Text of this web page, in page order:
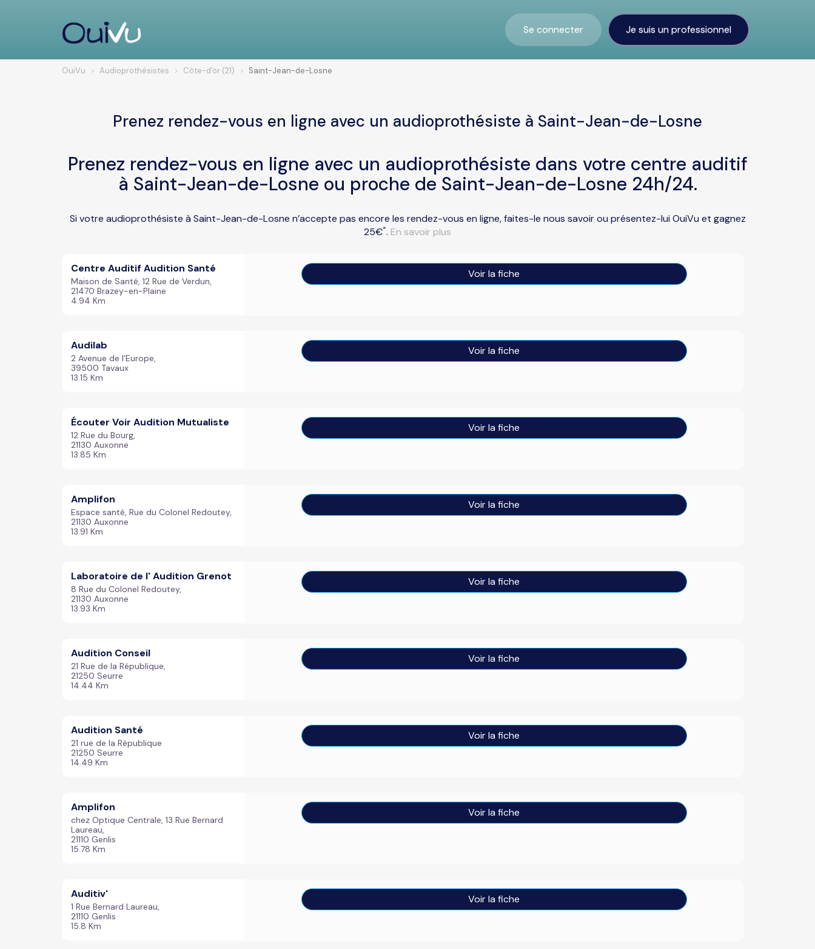
Se connecter Je suis un professionnel
OuiVu Audioprothésistes Côte-d'or (21) Saint-Jean-de-Losne
Prenez rendez-vous en ligne avec un audioprothésiste à Saint-Jean-de-Losne
Prenez rendez-vous en ligne avec un audioprothésiste dans votre centre auditif
à Saint-Jean-de-Losne ou proche de Saint-Jean-de-Losne 24h/24.
Si votre audioprothésiste à Saint-Jean-de-Losne n’accepte pas encore les rendez-vous en ligne, faites-le nous savoir ou présentez-lui OuiVu et gagnez
25€*. En savoir plus
Centre Auditif Audition Santé
Maison de Santé, 12 Rue de Verdun,
21470 Brazey-en-Plaine
4.94 Km
Voir la fiche
Audilab
2 Avenue de l'Europe,
39500 Tavaux
13.15 Km
Voir la fiche
Écouter Voir Audition Mutualiste
12 Rue du Bourg,
21130 Auxonne
13.85 Km
Voir la fiche
Amplifon
Espace santé, Rue du Colonel Redoutey,
21130 Auxonne
13.91 Km
Voir la fiche
Laboratoire de l' Audition Grenot
8 Rue du Colonel Redoutey,
21130 Auxonne
13.93 Km
Voir la fiche
Audition Conseil
21 Rue de la République,
21250 Seurre
14.44 Km
Voir la fiche
Audition Santé
21 rue de la République
21250 Seurre
14.49 Km
Voir la fiche
Amplifon
chez Optique Centrale, 13 Rue Bernard
Laureau,
21110 Genlis
15.78 Km
Voir la fiche
Auditiv'
1 Rue Bernard Laureau,
21110 Genlis
15.8 Km
Voir la fiche